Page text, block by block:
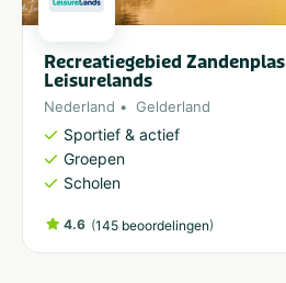
Recreatiegebied Zandenplas
Leisurelands
Nederland Gelderland
Sportief & actief
Groepen
Scholen
4.6 (145 beoordelingen)